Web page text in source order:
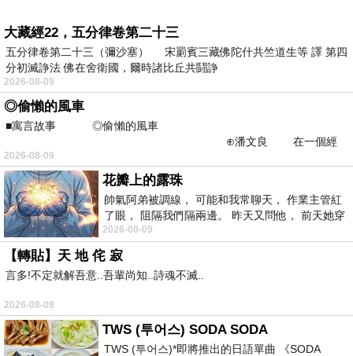
大藏經22，五分律卷第二十三
五分律卷第二十三（彌沙塞） 宋罽賓三藏佛陀什共竺道生等 譯 第四
分初滅諍法 佛在舍衛國，爾時諸比丘共鬪諍
2026-08-09
◎偷懶的風車
■寓言故事 ◎偷懶的風車
⊕潘文良 在一個經
常颳風的山丘上—&m
2026-08-09
花瓣上的露珠
帥氣阿弟被調線， 可能和我常聊天， 作業主管紅
了眼， 阻隔我們隔兩邊。 昨天又問他， 前天她穿
什麼顏色衣服， 不經
2026-08-09
【轉貼】天 地 侘 寂
言多!不定就解吾意..吾輩尚知..詩魂不滅..
2026-08-09
TWS (투어스) SODA SODA
TWS (투어스)*即將推出的日語單曲 《SODA